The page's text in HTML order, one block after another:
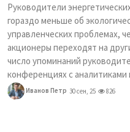
Руководители
гораздо меньше об
управленческих проблемах,
акционеры переходят на
число упоминаний
конференциях с аналитиками
Иванов Петр 30 сен, 25 826